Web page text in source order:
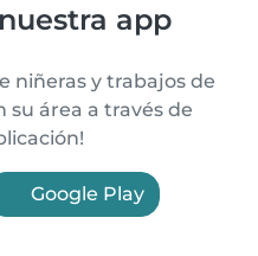
app
niñeras y trabajos de
su área a través de
Google Play